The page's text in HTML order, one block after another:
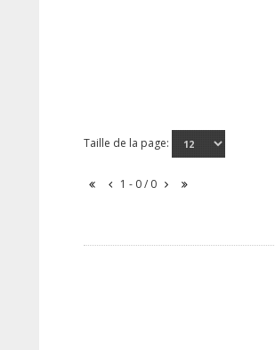
Taille de la page:
1 - 0 / 0